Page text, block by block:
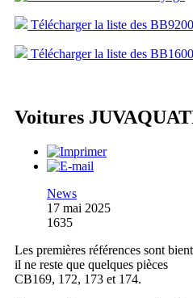
Télécharger la liste des
Télécharger la liste des
Voitures
News
17 mai 2025
1635
Les premières références sont
il ne reste que quelques pièces
CB169, 172, 173 et 174.